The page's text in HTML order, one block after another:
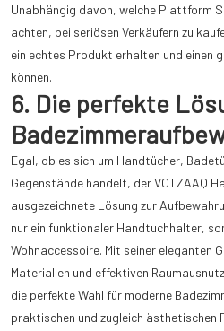
Unabhängig davon, welche Plattform
achten, bei seriösen Verkäufern zu
ein echtes Produkt erhalten und einen
können.
6. Die perfekte
Egal, ob es sich um Handtücher,
Gegenstände handelt, der VOTZAAQ
ausgezeichnete Lösung zur
nur ein funktionaler Handtuchhalter,
Wohnaccessoire. Mit seiner eleganten
Materialien und effektiven
die perfekte Wahl für moderne
praktischen und zugleich ästhetischen